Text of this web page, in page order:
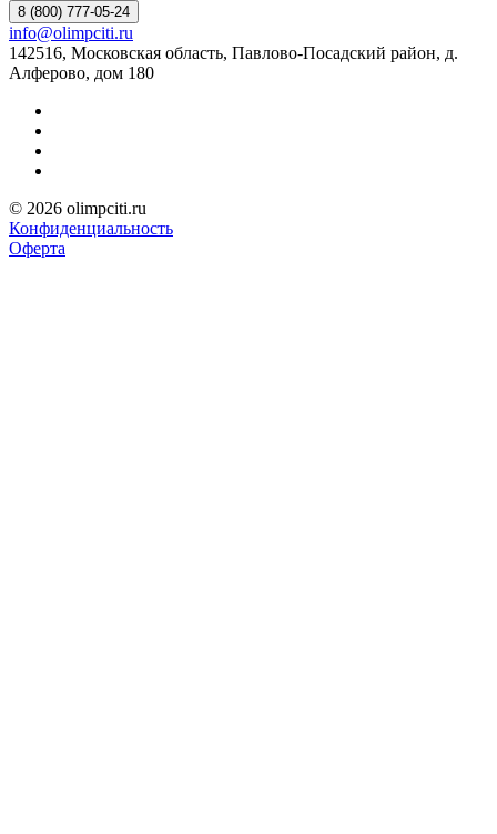
8 (800) 777-05-24
info@olimpciti.ru
142516, Московская область, Павлово-Посадский район, д.
Алферово, дом 180
© 2026 olimpciti.ru
Конфиденциальность
Оферта